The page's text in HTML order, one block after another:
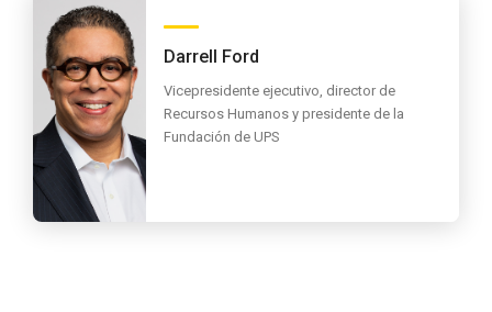
Darrell Ford
Vicepresidente ejecutivo, director de
Recursos Humanos y presidente de la
Fundación de UPS